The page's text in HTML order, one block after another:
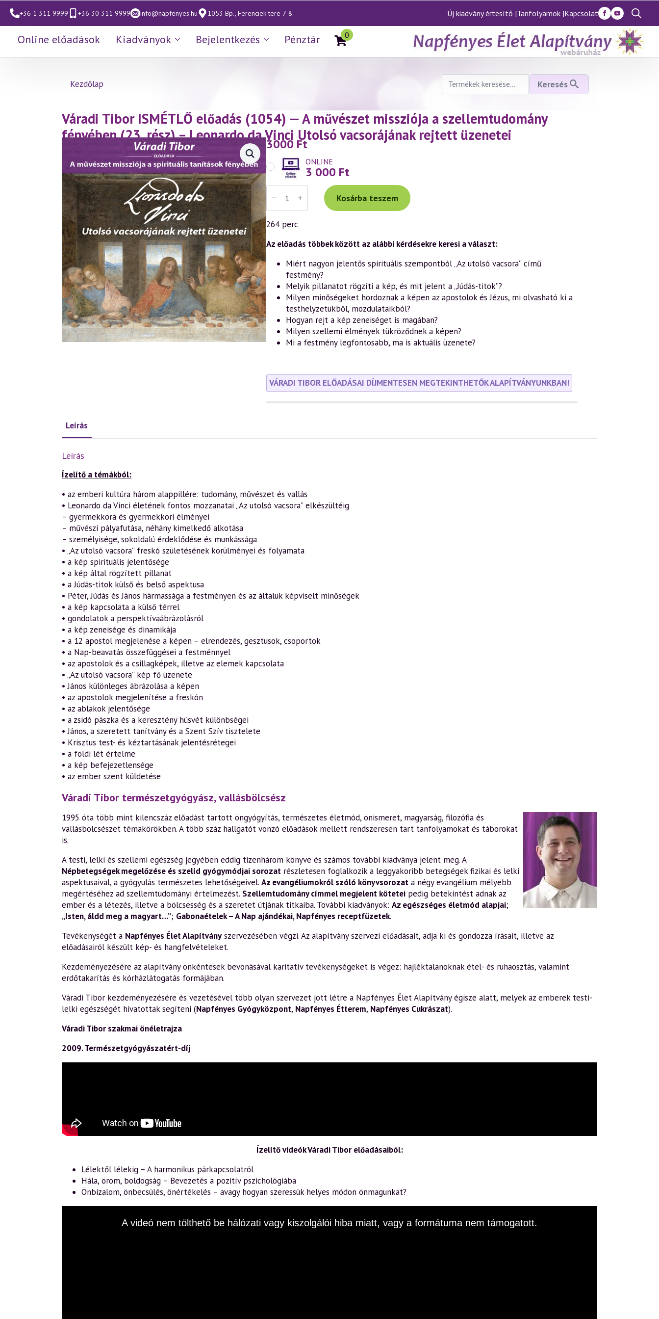
+36 1 311 9999 +36 30 311 9999 info@napfenyes.hu 1053 Bp., Ferenciek tere 7-8. Új kiadvány értesítő |Tanfolyamok |Kapcsolat
Search
for:
Online előadások Kiadványok Bejelentkezés Pénztár 0
Kezdőlap
Keresés
következőre:
Keresés
Váradi Tibor ISMÉTLŐ előadás (1054) — A művészet missziója a szellemtudomány
fényében (23. rész) – Leonardo da Vinci Utolsó vacsorájának rejtett üzenetei
(2025.11.23.) (másolat)
3000 Ft
ONLINE
3 000 Ft
Váradi
Tibor
ISMÉTLŐ
előadás
(1054)
—
A
művészet
missziója
a
szellemtudomány
fényében
(23.
rész)
–
Leonardo
da
Vinci
Utolsó
vacsorájának
rejtett
mennyiség
Kosárba teszem
264 perc
Az előadás többek között az alábbi kérdésekre keresi a választ:
Miért nagyon jelentős spirituális szempontból „Az utolsó vacsora” című
festmény?
Melyik pillanatot rögzíti a kép, és mit jelent a „Júdás-titok”?
Milyen minőségeket hordoznak a képen az apostolok és Jézus, mi olvasható ki a
testhelyzetükből, mozdulataikból?
Hogyan rejt a kép zeneiséget is magában?
Milyen szellemi élmények tükröződnek a képen?
Mi a festmény legfontosabb, ma is aktuális üzenete?
VÁRADI TIBOR ELŐADÁSAI DÍJMENTESEN MEGTEKINTHETŐK ALAPÍTVÁNYUNKBAN!
Leírás
Leírás
Ízelítő a témákból:
• az emberi kultúra három alappillére: tudomány, művészet és vallás
• Leonardo da Vinci életének fontos mozzanatai „Az utolsó vacsora” elkészültéig
– gyermekkora és gyermekkori élményei
– művészi pályafutása, néhány kimelkedő alkotása
– személyisége, sokoldalú érdeklődése és munkássága
• „Az utolsó vacsora” freskó születésének körülményei és folyamata
• a kép spirituális jelentősége
• a kép által rögzített pillanat
• a Júdás-titok külső és belső aspektusa
• Péter, Júdás és János hármassága a festményen és az általuk képviselt minőségek
• a kép kapcsolata a külső térrel
• gondolatok a perspektívaábrázolásról
• a kép zeneisége és dinamikája
• a 12 apostol megjelenése a képen – elrendezés, gesztusok, csoportok
• a Nap-beavatás összefüggései a festménnyel
• az apostolok és a csillagképek, illetve az elemek kapcsolata
• „Az utolsó vacsora” kép fő üzenete
• János különleges ábrázolása a képen
• az apostolok megjelenítése a freskón
• az ablakok jelentősége
• a zsidó pászka és a keresztény húsvét különbségei
• János, a szeretett tanítvány és a Szent Szív tisztelete
• Krisztus test- és kéztartásának jelentésrétegei
• a földi lét értelme
• a kép befejezetlensége
• az ember szent küldetése
Váradi Tibor természetgyógyász, vallásbölcsész
1995 óta több mint kilencszáz előadást tartott öngyógyítás, természetes életmód, önismeret, magyarság, filozófia és
vallásbölcsészet témakörökben. A több száz hallgatót vonzó előadások mellett rendszeresen tart tanfolyamokat és táborokat
is.
A testi, lelki és szellemi egészség jegyében eddig tizenhárom könyve és számos további kiadványa jelent meg. A
Népbetegségek megelőzése és szelíd gyógymódjai sorozat részletesen foglalkozik a leggyakoribb betegségek fizikai és lelki
aspektusaival, a gyógyulás természetes lehetőségeivel. Az evangéliumokról szóló könyvsorozat a négy evangélium mélyebb
megértéséhez ad szellemtudományi értelmezést. Szellemtudomány címmel megjelent kötetei pedig betekintést adnak az
ember és a létezés, illetve a bölcsesség és a szeretet útjának titkaiba. További kiadványok: Az egészséges életmód alapjai;
„Isten, áldd meg a magyart…”; Gabonaételek – A Nap ajándékai,Napfényes receptfüzetek.
Tevékenységét a Napfényes Élet Alapítványszervezésében végzi. Az alapítvány szervezi előadásait, adja ki és gondozza írásait, illetve az
előadásairól készült kép- és hangfelvételeket.
Kezdeményezésére az alapítvány önkéntesek bevonásával karitatív tevékenységeket is végez: hajléktalanoknak étel- és ruhaosztás, valamint
erdőtakarítás és kórházlátogatás formájában.
Váradi Tibor kezdeményezésére és vezetésével több olyan szervezet jött létre a Napfényes Élet Alapítvány égisze alatt, melyek az emberek testi-
lelki egészségét hivatottak segíteni (Napfényes Gyógyközpont, Napfényes Étterem, Napfényes Cukrászat).
Váradi Tibor szakmai önéletrajza
2009. Természetgyógyászatért-díj
Ízelítő videók Váradi Tibor előadásaiból:
Lélektől lélekig – A harmonikus párkapcsolatról
Hála, öröm, boldogság – Bevezetés a pozitív pszichológiába
Önbizalom, önbecsülés, önértékelés – avagy hogyan szeressük helyes módon önmagunkat?
A videó nem tölthető be hálózati vagy kiszolgálói hiba miatt, vagy a formátuma nem támogatott.